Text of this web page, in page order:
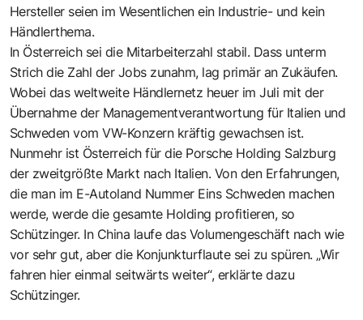
Hersteller seien im Wesentlichen ein Industrie- und kein
Händlerthema.
In Österreich sei die Mitarbeiterzahl stabil. Dass unterm
Strich die Zahl der Jobs zunahm, lag primär an Zukäufen.
Wobei das weltweite Händlernetz heuer im Juli mit der
Übernahme der Managementverantwortung für Italien und
Schweden vom VW-Konzern kräftig gewachsen ist.
Nunmehr ist Österreich für die Porsche Holding Salzburg
der zweitgrößte Markt nach Italien. Von den Erfahrungen,
die man im E-Autoland Nummer Eins Schweden machen
werde, werde die gesamte Holding profitieren, so
Schützinger. In China laufe das Volumengeschäft nach wie
vor sehr gut, aber die Konjunkturflaute sei zu spüren. „Wir
fahren hier einmal seitwärts weiter“, erklärte dazu
Schützinger.